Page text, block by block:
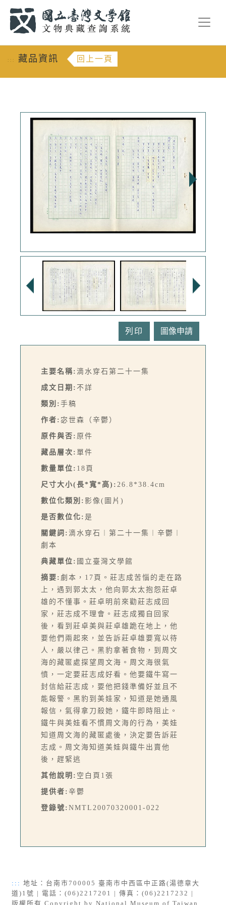
::: 藏品資訊 回上一頁
列印
主要名稱: 滴水穿石第二十一集
成文日期: 不詳
類別: 手稿
作者: 宓世森（辛鬱）
原件與否: 原件
藏品層次: 單件
數量單位: 18頁
尺寸大小(長*寬*高): 26.8*38.4cm
數位化類別: 影像(圖片)
是否數位化: 是
關鍵詞: 滴水穿石︱第二十一集︱辛鬱︱
劇本
典藏單位: 國立臺灣文學館
摘要: 劇本，17頁。莊志成苦惱的走在路
上，遇到郭太太，他向郭太太抱怨莊卓
雄的不懂事。莊卓明前來勸莊志成回
家，莊志成不理會。莊志成獨自回家
後，看到莊卓美與莊卓雄跪在地上，他
要他們兩起來，並告訴莊卓雄要寬以待
人，嚴以律己。黑豹拿著食物，到周文
海的藏匿處探望周文海。周文海很氣
憤，一定要莊志成好看。他要鐵牛寫一
封信給莊志成，要他把錢準備好並且不
能報警。黑豹到美娃家，知道是她通風
報信，氣得拿刀殺她，鐵牛即時阻止。
鐵牛與美娃看不慣周文海的行為，美娃
知道周文海的藏匿處後，決定要告訴莊
志成。周文海知道美娃與鐵牛出賣他
後，趕緊逃
其他說明: 空白頁1張
提供者: 辛鬱
登錄號: NMTL20070320001-022
::: 地址：台南市700005 臺南市中西區中正路(湯德章大
道)1號 | 電話：(06)2217201 | 傳真：(06)2217232 |
版權所有 Copyright by National Museum of Taiwan